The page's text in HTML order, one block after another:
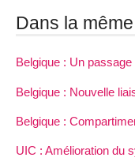
Dans la
Belgique : Un
Belgique : Nouvelle
Belgique :
UIC : Amélioration du